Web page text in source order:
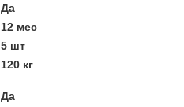
Да
12 мес
5 шт
120 кг
Да